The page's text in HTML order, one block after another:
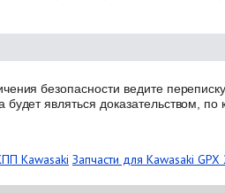
безопасности ведите
будет являться доказательством,
Kawasaki Запчасти для Kawasaki